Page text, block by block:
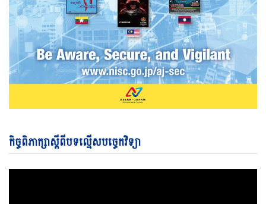
កិច្ចពិភាក្សាស្តីពីបទល្មើសបច្ចេកវិទ្យា